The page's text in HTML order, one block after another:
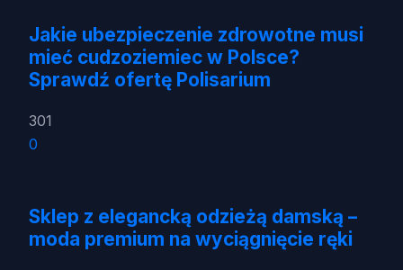
Jakie ubezpieczenie zdrowotne musi
mieć cudzoziemiec w Polsce?
Sprawdź ofertę Polisarium
301
0
Sklep z elegancką odzieżą damską –
moda premium na wyciągnięcie ręki